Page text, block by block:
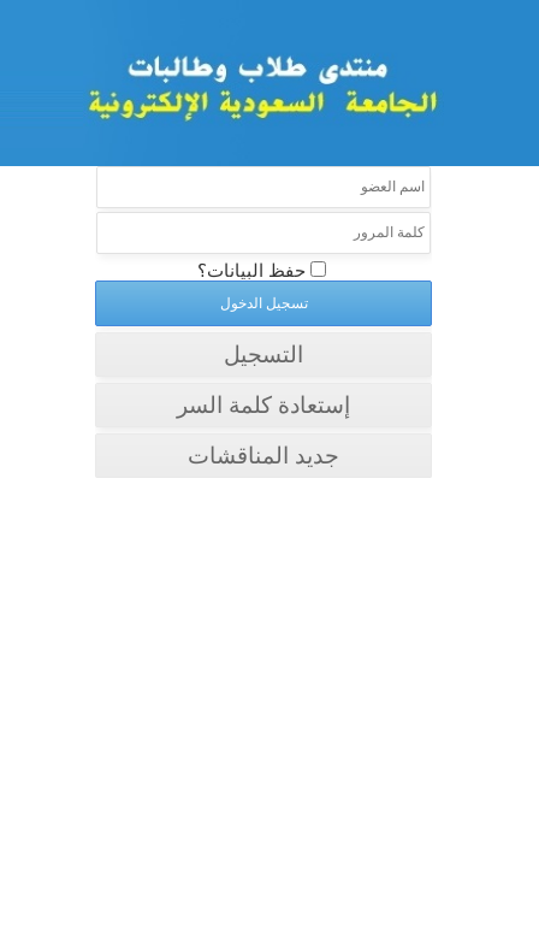
حفظ البيانات؟
التسجيل
إستعادة كلمة السر
جديد المناقشات